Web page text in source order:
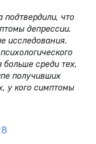
подтвердили, что
депрессии.
исследования.
больше среди тех,
получивших
у кого симптомы